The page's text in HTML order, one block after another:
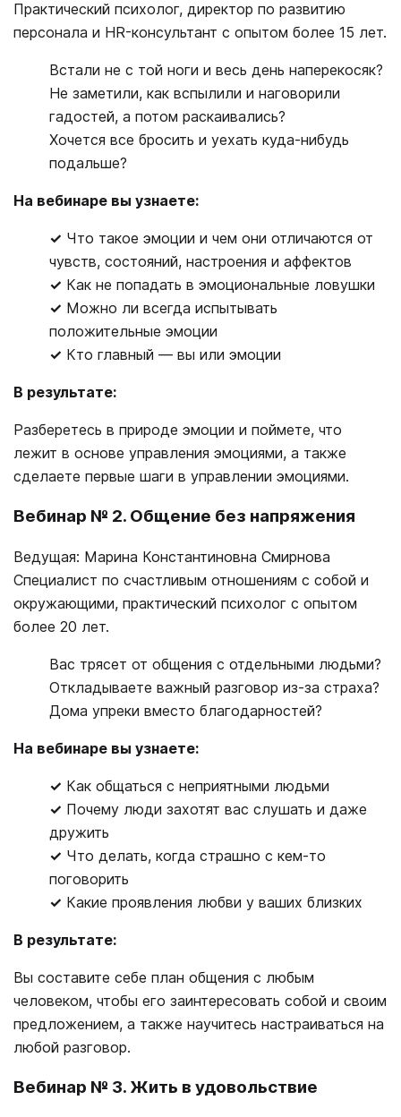
Практический психолог, директор по развитию
персонала и HR-консультант с опытом более 15 лет.
Встали не с той ноги и весь день наперекосяк?
Не заметили, как вспылили и наговорили
гадостей, а потом раскаивались?
Хочется все бросить и уехать куда-нибудь
подальше?
На вебинаре вы узнаете:
✓ Что такое эмоции и чем они отличаются от
чувств, состояний, настроения и аффектов
✓ Как не попадать в эмоциональные ловушки
✓ Можно ли всегда испытывать
положительные эмоции
✓ Кто главный ― вы или эмоции
В результате:
Разберетесь в природе эмоции и поймете, что
лежит в основе управления эмоциями, а также
сделаете первые шаги в управлении эмоциями.
Вебинар № 2. Общение без напряжения
Ведущая: Марина Константиновна Смирнова
Специалист по счастливым отношениям с собой и
окружающими, практический психолог с опытом
более 20 лет.
Вас трясет от общения с отдельными людьми?
Откладываете важный разговор из-за страха?
Дома упреки вместо благодарностей?
На вебинаре вы узнаете:
✓ Как общаться с неприятными людьми
✓ Почему люди захотят вас слушать и даже
дружить
✓ Что делать, когда страшно с кем-то
поговорить
✓ Какие проявления любви у ваших близких
В результате:
Вы составите себе план общения с любым
человеком, чтобы его заинтересовать собой и своим
предложением, а также научитесь настраиваться на
любой разговор.
Вебинар № 3. Жить в удовольствие